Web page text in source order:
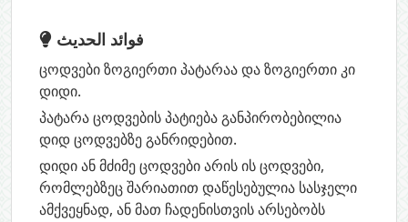
فوائد الحديث
ცოდვები ზოგიერთი პატარაა და ზოგიერთი კი
დიდი.
პატარა ცოდვების პატიება განპირობებილია
დიდ ცოდვებზე განრიდებით.
დიდი ან მძიმე ცოდვები არის ის ცოდვები,
რომლებზეც შარიათით დაწესებულია სასჯელი
ამქვეყნად, ან მათ ჩადენისთვის არსებობს